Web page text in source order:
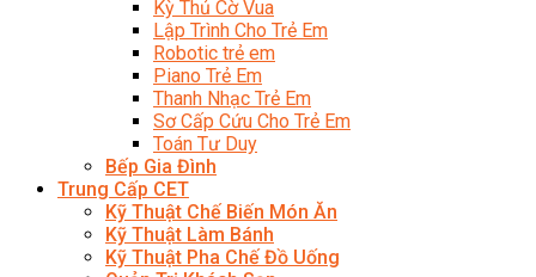
Kỳ Thủ Cờ Vua
Lập Trình Cho Trẻ Em
Robotic trẻ em
Piano Trẻ Em
Thanh Nhạc Trẻ Em
Sơ Cấp Cứu Cho Trẻ Em
Toán Tư Duy
Bếp Gia Đình
Trung Cấp CET
Kỹ Thuật Chế Biến Món Ăn
Kỹ Thuật Làm Bánh
Kỹ Thuật Pha Chế Đồ Uống